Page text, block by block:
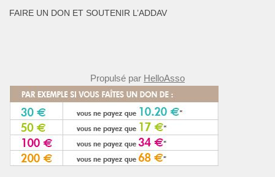
FAIRE UN DON ET SOUTENIR L’ADDAV
Propulsé par HelloAsso